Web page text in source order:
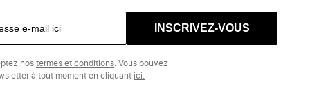
INSCRIVEZ-VOUS
nos termes et conditions . Vous pouvez
à tout moment en cliquant ici.